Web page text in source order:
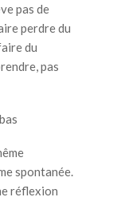
pas de
perdre du
du
pas
spontanée.
réflexion